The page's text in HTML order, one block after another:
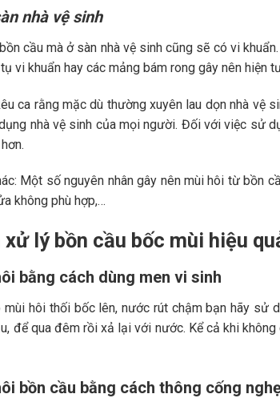
nhà vệ sinh
cầu mà ở sàn nhà vệ sinh cũng sẽ có vi
vi khuẩn hay các mảng bám rong gây nên hiện
ca rằng mặc dù thường xuyên lau dọn nhà vệ
nhà vệ sinh của mọi người. Đối với việc sử
Một số nguyên nhân gây nên mùi hôi từ bồn
không phù hợp,…
xử lý bồn cầu bốc mùi hiệu
bằng cách dùng men vi sinh
mùi hôi thối bốc lên, nước rút chậm bạn hãy
để qua đêm rồi xả lại với nước. Kể cả khi
bồn cầu bằng cách thông cống